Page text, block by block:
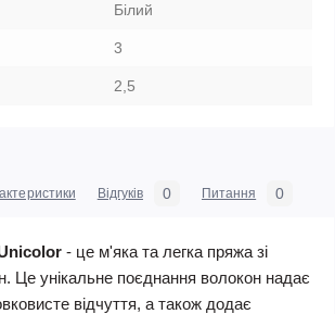
Білий
3
2,5
Відгуків 0 Питання 0
- це м'яка та легка пряжа зі
Це унікальне поєднання волокон надає
відчуття, а також додає